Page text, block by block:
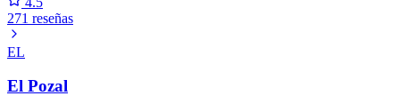
271 reseñas
EL
El Pozal